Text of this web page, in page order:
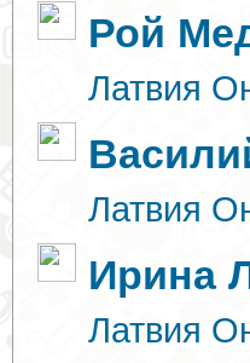
Рой
Латвия
Латвия
Ирина
Латвия